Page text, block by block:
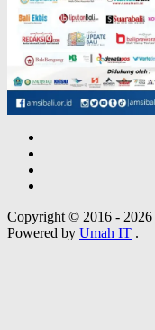
Copyright © 2016 - 2026
Powered by Umah IT .